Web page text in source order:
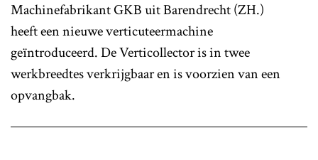
Machinefabrikant GKB uit Barendrecht (ZH.)
heeft een nieuwe verticuteermachine
geïntroduceerd. De Verticollector is in twee
werkbreedtes verkrijgbaar en is voorzien van een
opvangbak.